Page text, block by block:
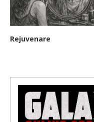
Rejuvenare